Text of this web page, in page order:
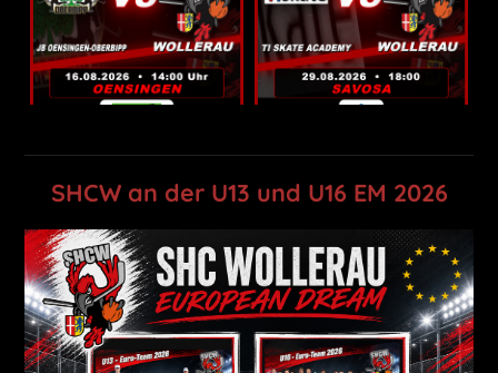
SHCW an der U13 und U16 EM 2026